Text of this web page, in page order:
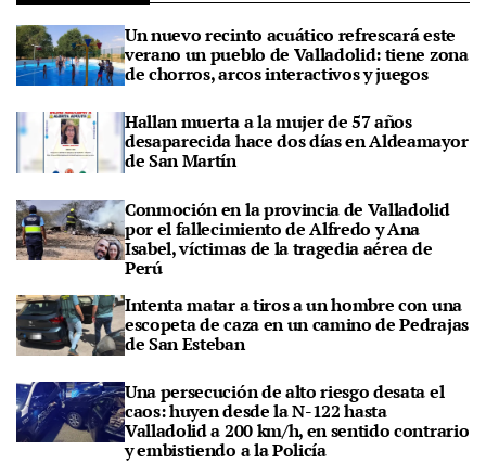
Un nuevo recinto acuático refrescará este
verano un pueblo de Valladolid: tiene zona
de chorros, arcos interactivos y juegos
Hallan muerta a la mujer de 57 años
desaparecida hace dos días en Aldeamayor
de San Martín
Conmoción en la provincia de Valladolid
por el fallecimiento de Alfredo y Ana
Isabel, víctimas de la tragedia aérea de
Perú
Intenta matar a tiros a un hombre con una
escopeta de caza en un camino de Pedrajas
de San Esteban
Una persecución de alto riesgo desata el
caos: huyen desde la N-122 hasta
Valladolid a 200 km/h, en sentido contrario
y embistiendo a la Policía